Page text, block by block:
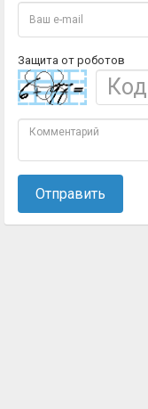
Защита от роботов
Отправить